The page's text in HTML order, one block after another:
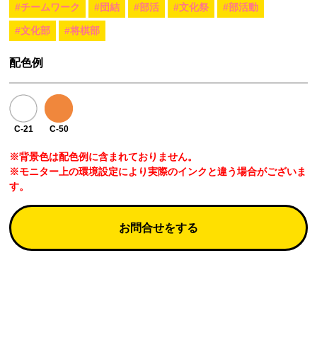
#チームワーク #団結 #部活 #文化祭 #部活動
#文化部 #将棋部
配色例
C-21 C-50
※背景色は配色例に含まれておりません。
※モニター上の環境設定により実際のインクと違う場合がございま
す。
お問合せをする